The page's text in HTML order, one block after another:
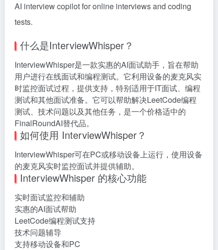
AI interview copilot for online interviews and coding
tests.
什么是InterviewWhisper？
InterviewWhisper是一款实惠的AI面试助手，旨在帮助
用户进行在线面试和编程测试。它利用设备的麦克风实
时监控面试过程，提供支持，特别适用于IT面试、编程
测试和其他面试准备。它可以帮助解决LeetCode编程
测试、技术问题以及其他任务，是一个价格适中的
FinalRoundAI替代品。
如何使用 InterviewWhisper？
InterviewWhisper可在PC或移动设备上运行，使用设备
的麦克风实时监控面试并提供辅助。
InterviewWhisper 的核心功能
实时面试监控和辅助
实惠的AI面试帮助
LeetCode编程测试支持
技术问题辅导
支持移动设备和PC